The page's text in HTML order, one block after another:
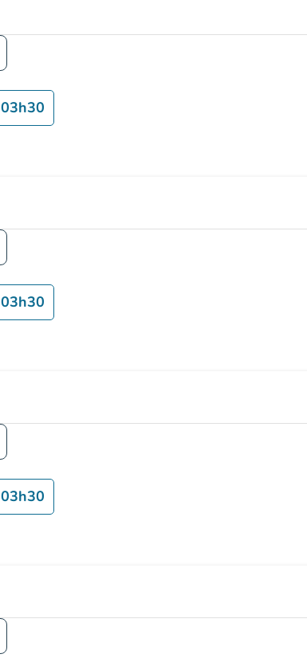
03h30
03h30
03h30